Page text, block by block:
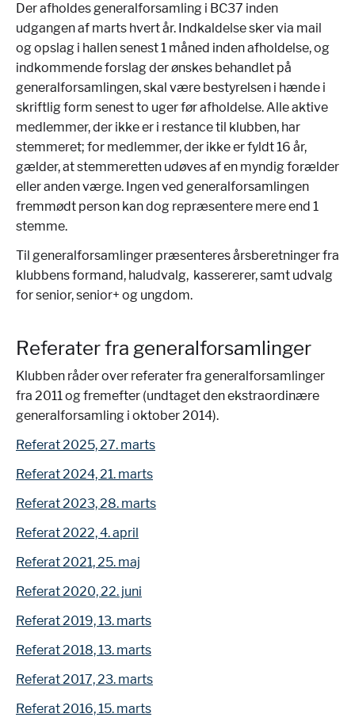
Der afholdes generalforsamling i BC37 inden
udgangen af marts hvert år. Indkaldelse sker via mail
og opslag i hallen senest 1 måned inden afholdelse, og
indkommende forslag der ønskes behandlet på
generalforsamlingen, skal være bestyrelsen i hænde i
skriftlig form senest to uger før afholdelse. Alle aktive
medlemmer, der ikke er i restance til klubben, har
stemmeret; for medlemmer, der ikke er fyldt 16 år,
gælder, at stemmeretten udøves af en myndig forælder
eller anden værge. Ingen ved generalforsamlingen
fremmødt person kan dog repræsentere mere end 1
stemme.
Til generalforsamlinger præsenteres årsberetninger fra
klubbens formand, haludvalg, kassererer, samt udvalg
for senior, senior+ og ungdom.
Referater fra generalforsamlinger
Klubben råder over referater fra generalforsamlinger
fra 2011 og fremefter (undtaget den ekstraordinære
generalforsamling i oktober 2014).
Referat 2025, 27. marts
Referat 2024, 21. marts
Referat 2023, 28. marts
Referat 2022, 4. april
Referat 2021, 25. maj
Referat 2020, 22. juni
Referat 2019, 13. marts
Referat 2018, 13. marts
Referat 2017, 23. marts
Referat 2016, 15. marts